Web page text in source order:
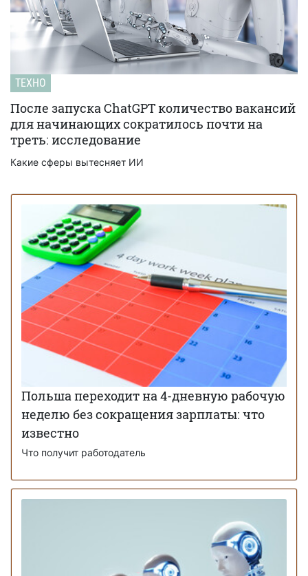
ТЕХНО
После запуска ChatGPT количество вакансий
для начинающих сократилось почти на
треть: исследование
Какие сферы вытесняет ИИ
Польша переходит на 4-дневную рабочую
неделю без сокращения зарплаты: что
известно
Что получит работодатель